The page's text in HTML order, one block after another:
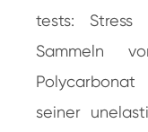
tests:
Sammeln
seiner